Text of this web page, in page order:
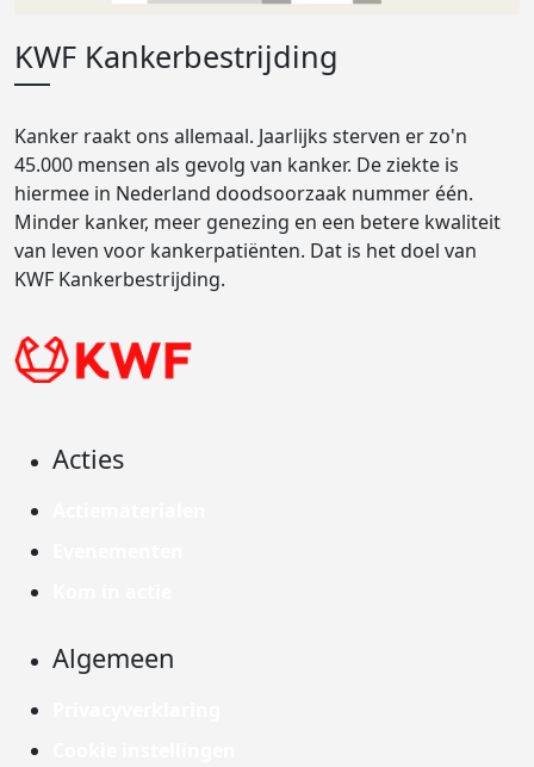
KWF Kankerbestrijding
Kanker raakt ons allemaal. Jaarlijks sterven er zo'n
45.000 mensen als gevolg van kanker. De ziekte is
hiermee in Nederland doodsoorzaak nummer één.
Minder kanker, meer genezing en een betere kwaliteit
van leven voor kankerpatiënten. Dat is het doel van
KWF Kankerbestrijding.
Acties
Algemeen